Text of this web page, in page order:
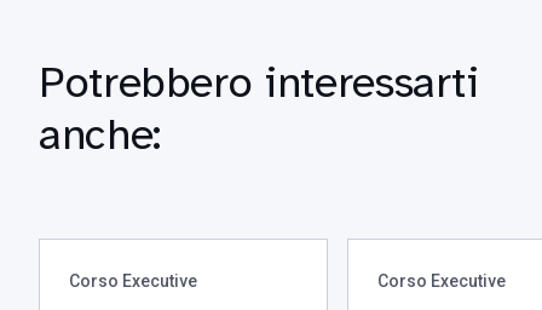
Potrebbero interessarti
anche:
Corso Executive Corso Executive